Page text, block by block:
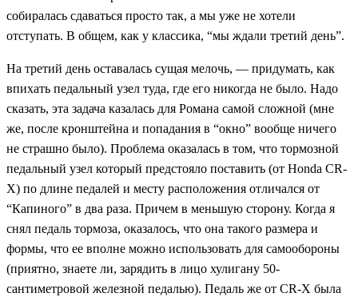
собиралась сдаваться просто так, а мы уже не хотели
отступать. В общем, как у классика, “мы ждали третий день”.
На третий день оставалась сущая мелочь, — придумать, как
впихать педальный узел туда, где его никогда не было. Надо
сказать, эта задача казалась для Романа самой сложной (мне
же, после кронштейна и попадания в “окно” вообще ничего
не страшно было). Проблема оказалась в том, что тормозной
педальный узел который предстояло поставить (от Honda CR-
X) по длине педалей и месту расположения отличался от
“Капиного” в два раза. Причем в меньшую сторону. Когда я
снял педаль тормоза, оказалось, что она такого размера и
формы, что ее вполне можно использовать для самообороны
(приятно, знаете ли, зарядить в лицо хулигану 50-
сантиметровой железной педалью). Педаль же от CR-X была